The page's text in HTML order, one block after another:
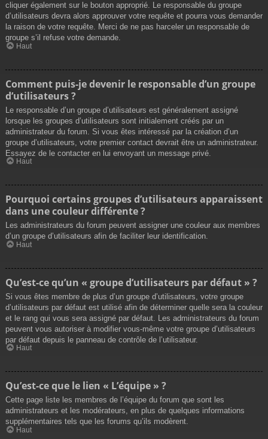
cliquer également sur le bouton approprié. Le responsable du groupe
d’utilisateurs devra alors approuver votre requête et pourra vous demander
la raison de votre requête. Merci de ne pas harceler un responsable de
groupe s’il refuse votre demande.
Haut
Comment puis-je devenir le responsable d’un groupe
d’utilisateurs ?
Le responsable d’un groupe d’utilisateurs est généralement assigné
lorsque les groupes d’utilisateurs sont initialement créés par un
administrateur du forum. Si vous êtes intéressé par la création d’un
groupe d’utilisateurs, votre premier contact devrait être un administrateur.
Essayez de le contacter en lui envoyant un message privé.
Haut
Pourquoi certains groupes d’utilisateurs apparaissent
dans une couleur différente ?
Les administrateurs du forum peuvent assigner une couleur aux membres
d’un groupe d’utilisateurs afin de faciliter leur identification.
Haut
Qu’est-ce qu’un « groupe d’utilisateurs par défaut » ?
Si vous êtes membre de plus d’un groupe d’utilisateurs, votre groupe
d’utilisateurs par défaut est utilisé afin de déterminer quelle sera la couleur
et le rang qui vous sera assigné par défaut. Les administrateurs du forum
peuvent vous autoriser à modifier vous-même votre groupe d’utilisateurs
par défaut depuis le panneau de contrôle de l’utilisateur.
Haut
Qu’est-ce que le lien « L’équipe » ?
Cette page liste les membres de l’équipe du forum que sont les
administrateurs et les modérateurs, en plus de quelques informations
supplémentaires tels que les forums qu’ils modèrent.
Haut